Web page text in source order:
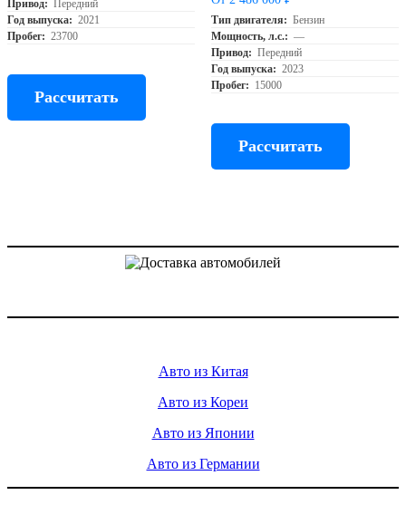
Привод: Передний
Год выпуска: 2021
Пробег: 23700
Рассчитать
Тип двигателя: Бензин
Мощность, л.с.: —
Привод: Передний
Год выпуска: 2023
Пробег: 15000
Рассчитать
Авто из Китая
Авто из Кореи
Авто из Японии
Авто из Германии